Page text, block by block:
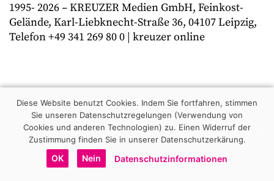
1995- 2026– KREUZER Medien GmbH, Feinkost-
Gelände, Karl-Liebknecht-Straße 36, 04107 Leipzig,
Telefon +49 341 269 80 0 | kreuzer online
Diese Website benutzt Cookies. Indem Sie fortfahren, stimmen
Sie unseren Datenschutzregelungen (Verwendung von
Cookies und anderen Technologien) zu. Einen Widerruf der
Zustimmung finden Sie in unserer Datenschutzerkärung.
OK Nein Datenschutzinformationen